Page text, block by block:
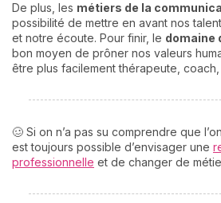
De plus, les métiers de la
possibilité de mettre en avant nos
et notre écoute. Pour finir, le domaine
bon moyen de prôner nos valeurs
être plus facilement thérapeute,
🥴 Si on n’a pas su comprendre que
est toujours possible d’envisager une
professionnelle et de changer de